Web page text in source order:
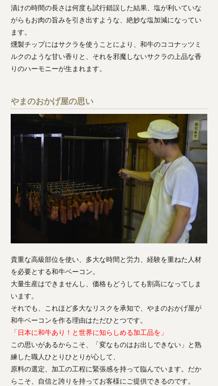
漬けの時間の長さは何度も試行錯誤した結果、塩が利いていな
がらもお肉の旨みを引き出すような、絶妙な塩加減になってい
ます。
燻製チップにはサクラを使うことにより、和牛のココナッツミ
ルクのような甘い香りと、それを邪魔しないサクラの上品な香
りのハーモニーが生まれます。
やまのおかげ屋の思い
貴重な高級部位を使い、多大な時間と労力、経験を重ねた人材
を必要とする和牛ベーコン。
大量生産はできませんし、価格もどうしても割高になってしま
います。
それでも、これほど多大なリスクを承知で、やまのおかげ屋が
和牛ベーコンを作る理由はただひとつです。
「日本に和牛あり！と世界に知らしめる加工品を」
この思いがあるからこそ、「変なものはお出しできない」と熟
練した職人ひとりひとりが心して、
原料の選定、加工の工程に緊張感を持って臨んでいます。だか
らこそ、自信と誇りを持ってお客様にご提供できるのです。